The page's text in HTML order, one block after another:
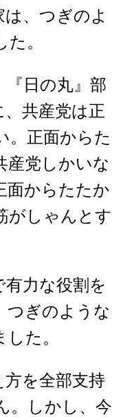
、つぎのよ
。
日の丸』部
共産党は正
。正面からた
産党しかいな
面からたたか
がしゃんとす
力な役割を
つぎのような
た。
を全部支持
。しかし、今